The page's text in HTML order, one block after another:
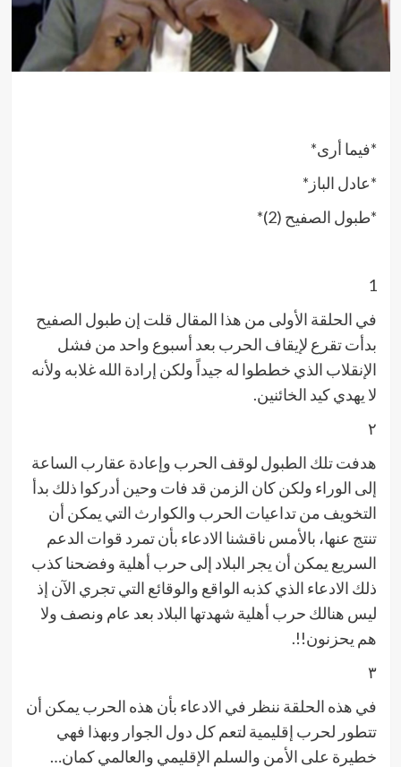
*فيما أرى*
*عادل الباز*
*طبول الصفيح (2)*
1
في الحلقة الأولى من هذا المقال قلت إن طبول الصفيح
بدأت تقرع لإيقاف الحرب بعد أسبوع واحد من فشل
الإنقلاب الذي خططوا له جيداً ولكن إرادة الله غلابه ولأنه
لا يهدي كيد الخائنين.
٢
هدفت تلك الطبول لوقف الحرب وإعادة عقارب الساعة
إلى الوراء ولكن كان الزمن قد فات وحين أدركوا ذلك بدأ
التخويف من تداعيات الحرب والكوارث التي يمكن أن
تنتج عنها، بالأمس ناقشنا الادعاء بأن تمرد قوات الدعم
السريع يمكن أن يجر البلاد إلى حرب أهلية وفضحنا كذب
ذلك الادعاء الذي كذبه الواقع والوقائع التي تجري الآن إذ
ليس هنالك حرب أهلية شهدتها البلاد بعد عام ونصف ولا
هم يحزنون!!.
٣
في هذه الحلقة ننظر في الادعاء بأن هذه الحرب يمكن أن
تتطور لحرب إقليمية لتعم كل دول الجوار وبهذا فهي
خطيرة على الأمن والسلم الإقليمي والعالمي كمان…